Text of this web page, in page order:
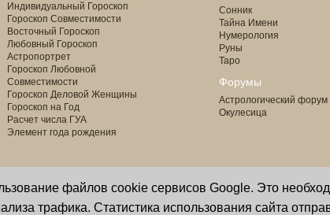
файлов cookie сервисов Google. Это
трафика. Статистика использования сайта
Индивидуальный Гороскоп
Гороскоп Совместимости
Восточный Гороскоп
Любовный Гороскоп
Астропортрет
Гороскоп Любовной
Совместимости
Гороскоп Деловой Женщины
Гороскоп на Год
Расчет числа ГУА
Элемент года рождения
Сонник
Тайна Имени
Нумерология
Руны
Таро
Форумы
Астрологический форум
Окулесица
Copyright © 2000 - 2026 Oculus
Все права защищены
астролог И. Звягина
программист Ю. Данилов